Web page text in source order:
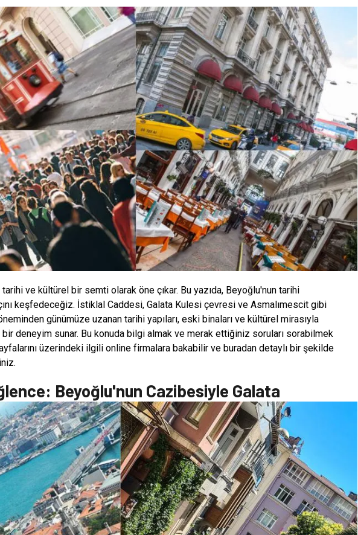
ve kültürel bir semti olarak öne çıkar. Bu yazıda, Beyoğlu'nun tarihi
keşfedeceğiz. İstiklal Caddesi, Galata Kulesi çevresi ve Asmalımescit gibi
günümüze uzanan tarihi yapıları, eski binaları ve kültürel mirasıyla
deneyim sunar. Bu konuda bilgi almak ve merak ettiğiniz soruları sorabilmek
üzerindeki ilgili online firmalara bakabilir ve buradan detaylı bir şekilde
Beyoğlu'nun Cazibesiyle Galata